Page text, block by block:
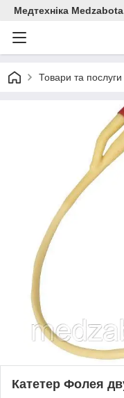
Медтехніка
Товари та послуги
Катетер Фолея